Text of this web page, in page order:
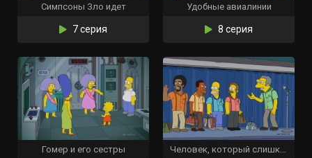
Симпсоны Зло идет
7 серия
Удобные авиалинии
8 серия
Гомер и его сестры Человек, который слишком много летал